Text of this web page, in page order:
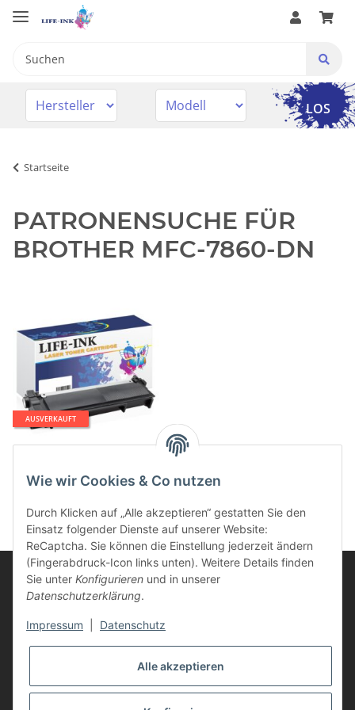
LOS
Startseite
PATRONENSUCHE FÜR
BROTHER MFC-7860-DN
AUSVERKAUFT
Life-Ink Toner ersetzt TN-
schwarz 10.000 Seiten
18,86 €*
Kunden Service
Wie wir Cookies & Co nutzen
Durch Klicken auf „Alle akzeptieren“ gestatten Sie den
Einsatz folgender Dienste auf unserer Website:
ReCaptcha. Sie können die Einstellung jederzeit ändern
(Fingerabdruck-Icon links unten). Weitere Details finden
Sie unter Konfigurieren und in unserer
Datenschutzerklärung.
Impressum Datenschutz
Alle akzeptieren